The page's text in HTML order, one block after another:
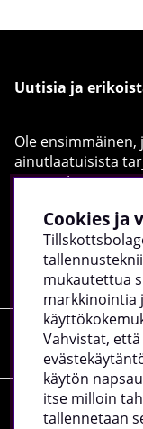
Uutisia ja
Ole
ainutlaatuisista
muusta!
Ostokset
Tiedot
Cookies ja
mukautettua
markkinointia
Vahvistat,
käytön
itse milloin
tallennetaan